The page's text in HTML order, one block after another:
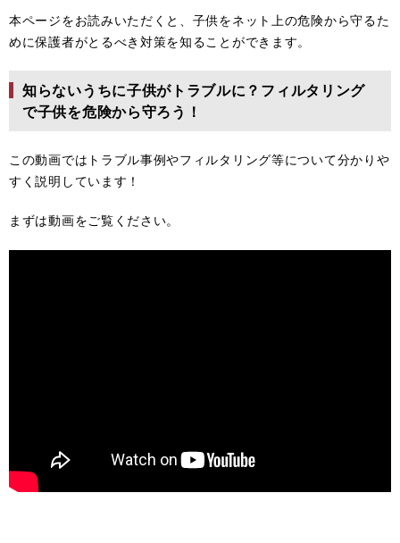
本ページをお読みいただくと、子供をネット上の危険から守るた
めに保護者がとるべき対策を知ることができます。
知らないうちに子供がトラブルに？フィルタリング
で子供を危険から守ろう！
この動画ではトラブル事例やフィルタリング等について分かりや
すく説明しています！
まずは動画をご覧ください。